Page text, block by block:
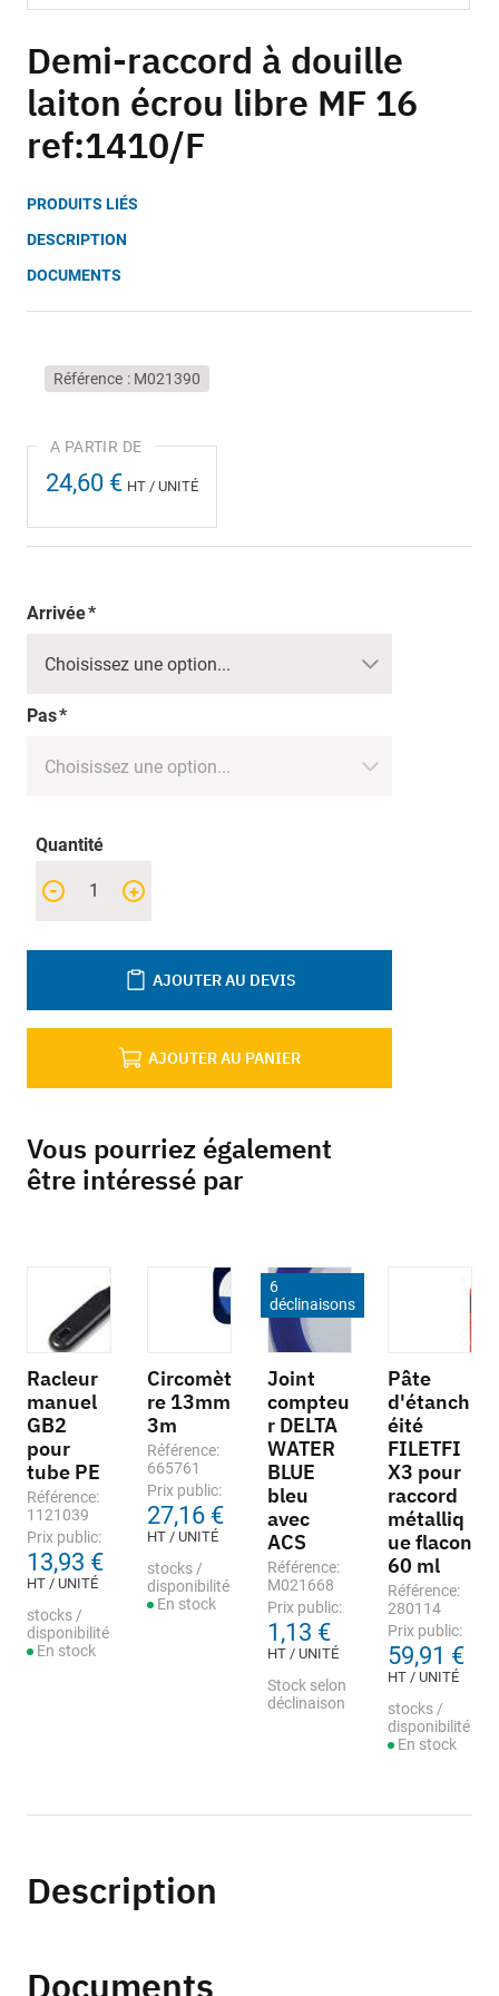
to
the
beginning
of
the
gallery
Demi-raccord à douille
laiton écrou libre MF 16
ref:1410/F
PRODUITS LIÉS
DESCRIPTION
DOCUMENTS
Référence M021390
24,60 € HT / UNITÉ
Arrivée
Pas
Quantité
+
-
AJOUTER AU PANIER
AJOUTER AU DEVIS
Vous pourriez également
être intéressé par
Racleur
manuel
GB2
pour
tube PE
Référence:
1121039
Prix public:
13,93 €
HT / UNITÉ
stocks /
disponibilité
En stock
Circomèt
re 13mm
3m
Référence:
665761
Prix public:
27,16 €
HT / UNITÉ
stocks /
disponibilité
En stock
6
déclinaisons
Joint
compteu
r DELTA
WATER
BLUE
bleu
avec
ACS
Référence:
M021668
Prix public:
1,13 €
HT / UNITÉ
Stock selon
déclinaison
Pâte
d'étanch
éité
FILETFI
X3 pour
raccord
métalliq
ue flacon
60 ml
Référence:
280114
Prix public:
59,91 €
HT / UNITÉ
stocks /
disponibilité
En stock
Description
Documents